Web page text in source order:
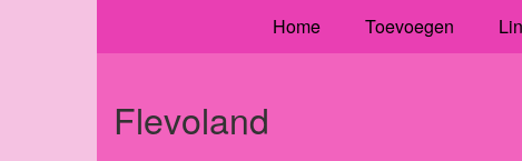
Home Toevoegen
Flevoland